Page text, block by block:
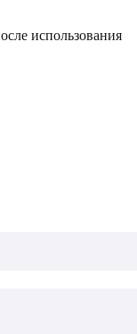
использования